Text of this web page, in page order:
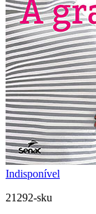
Indisponível
21292-sku